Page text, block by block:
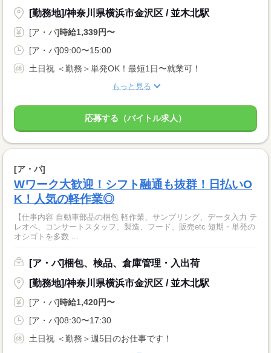
[勤務地]/神奈川県横浜市金沢区 / 並木北駅
[ア・パ]時給1,339円〜
[ア・パ]09:00〜15:00
土日祝 ＜勤務＞単発OK！最短1日〜就業可！
もっと見る
応募する（バイトル求人）
[ア・パ]
Wワーク大歓迎！シフト融通も抜群！日払いO
K！人気の軽作業◎
【仕事内容 自動車部品の梱包 軽作業、サンプリング、データ入力 テ
レオペ、コンサートスタッフ、製造、フード、販売etc 短期・単発の
オシゴトを多数 ...
[ア・パ]梱包、検品、倉庫管理・入出荷
[勤務地]/神奈川県横浜市金沢区 / 並木北駅
[ア・パ]時給1,420円〜
[ア・パ]08:30〜17:30
土日祝 ＜勤務＞週5日のお仕事です！